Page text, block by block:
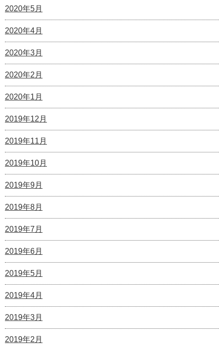
2020年5月
2020年4月
2020年3月
2020年2月
2020年1月
2019年12月
2019年11月
2019年10月
2019年9月
2019年8月
2019年7月
2019年6月
2019年5月
2019年4月
2019年3月
2019年2月